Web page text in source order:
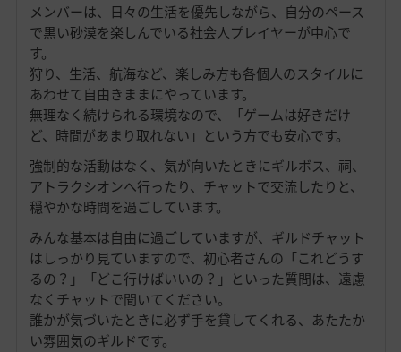
メンバーは、日々の生活を優先しながら、自分のペース
で黒い砂漠を楽しんでいる社会人プレイヤーが中心で
す。
狩り、生活、航海など、楽しみ方も各個人のスタイルに
あわせて自由きままにやっています。
無理なく続けられる環境なので、「ゲームは好きだけ
ど、時間があまり取れない」という方でも安心です。
強制的な活動はなく、気が向いたときにギルボス、祠、
アトラクシオンへ行ったり、チャットで交流したりと、
穏やかな時間を過ごしています。
みんな基本は自由に過ごしていますが、ギルドチャット
はしっかり見ていますので、初心者さんの「これどうす
るの？」「どこ行けばいいの？」といった質問は、遠慮
なくチャットで聞いてください。
誰かが気づいたときに必ず手を貸してくれる、あたたか
い雰囲気のギルドです。